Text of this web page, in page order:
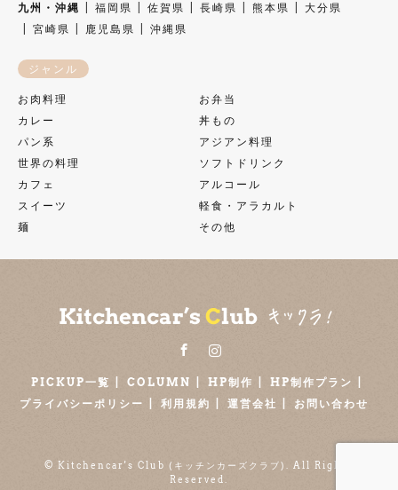
九州・沖縄
福岡県 佐賀県 長崎県 熊本県
大分県
宮崎県
鹿児島県 沖縄県
ジャンル
お肉料理
お弁当
カレー
丼もの
パン系
アジアン料理
世界の料理
ソフトドリンク
カフェ
アルコール
スイーツ
軽食・アラカルト
麺
その他
PICKUP一覧 COLUMN HP制作
HP制作プラン
プライバシーポリシー
利用規約 運営会社 お問い合わせ
© Kitchencar's Club (キッチンカーズクラブ)
. All Rights
Reserved.